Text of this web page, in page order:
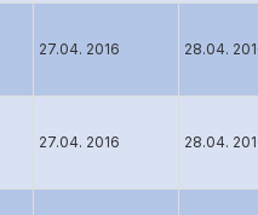
27.04. 2016 28.04.
27.04. 2016 28.04.